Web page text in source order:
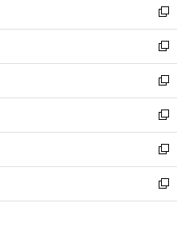
で
開
く
ド
ウ
で
開
く
ィ
ン
ド
ウ
で
開
く
い
ウ
ィ
ン
ド
ウ
で
開
く
新
し
い
ウ
ィ
ン
ド
ウ
で
開
く
新
し
い
ウ
ィ
ン
ド
ウ
で
開
新
し
い
ウ
ィ
ン
ド
ウ
新
し
い
ウ
ィ
ン
新
し
い
ウ
新
し